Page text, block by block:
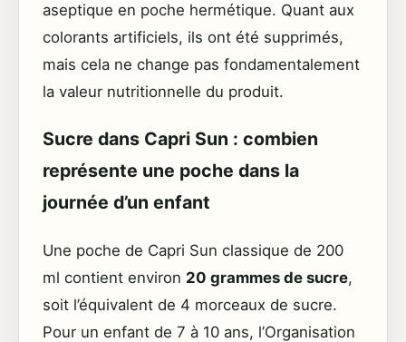
aseptique en poche hermétique. Quant aux
colorants artificiels, ils ont été supprimés,
mais cela ne change pas fondamentalement
la valeur nutritionnelle du produit.
Sucre dans Capri Sun : combien
représente une poche dans la
journée d’un enfant
Une poche de Capri Sun classique de 200
ml contient environ 20 grammes de sucre,
soit l’équivalent de 4 morceaux de sucre.
Pour un enfant de 7 à 10 ans, l’Organisation